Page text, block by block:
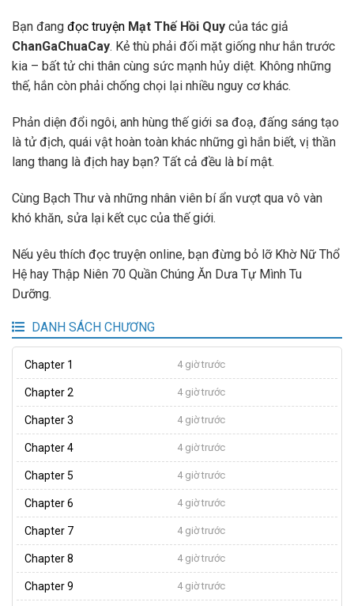
Bạn đang đọc truyện Mạt Thế Hồi Quy của tác giả
ChanGaChuaCay. Kẻ thù phải đối mặt giống như hắn trước
kia – bất tử chi thân cùng sức mạnh hủy diệt. Không những
thế, hắn còn phải chống chọi lại nhiều nguy cơ khác.
Phản diện đổi ngôi, anh hùng thế giới sa đoạ, đấng sáng tạo
là tử địch, quái vật hoàn toàn khác những gì hắn biết, vị thần
lang thang là địch hay bạn? Tất cả đều là bí mật.
Cùng Bạch Thư và những nhân viên bí ẩn vượt qua vô vàn
khó khăn, sửa lại kết cục của thế giới.
Nếu yêu thích đọc truyện online, bạn đừng bỏ lỡ Khờ Nữ Thổ
Hệ hay Thập Niên 70 Quần Chúng Ăn Dưa Tự Mình Tu
Dưỡng.
DANH SÁCH CHƯƠNG
Chapter 1 4 giờ trước
Chapter 2 4 giờ trước
Chapter 3 4 giờ trước
Chapter 4 4 giờ trước
Chapter 5 4 giờ trước
Chapter 6 4 giờ trước
Chapter 7 4 giờ trước
Chapter 8 4 giờ trước
Chapter 9 4 giờ trước